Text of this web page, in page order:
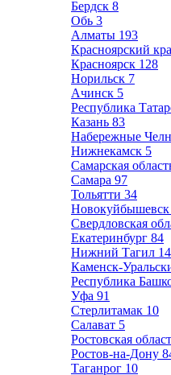
Бердск 8
Обь 3
Алматы 193
Красноярский
Красноярск 128
Норильск 7
Ачинск 5
Республика
Казань 83
Набережные
Нижнекамск 5
Самарская
Самара 97
Тольятти 34
Новокуйбышевск
Свердловская
Екатеринбург 84
Нижний Тагил 14
Каменск-
Республика
Уфа 91
Стерлитамак 10
Салават 5
Ростовская
Ростов-на-Дону
Таганрог 10